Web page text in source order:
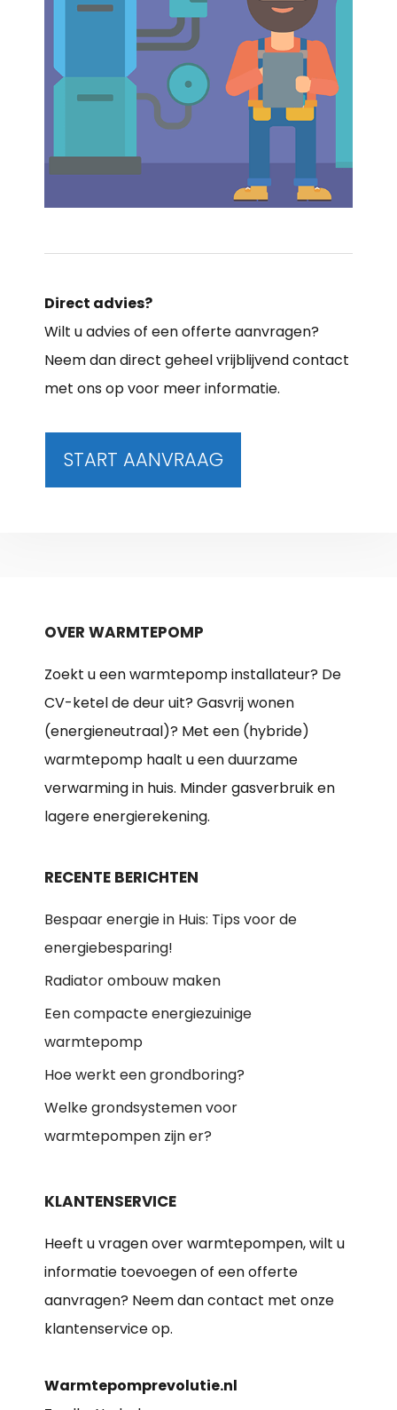
Direct advies?
Wilt u advies of een offerte aanvragen?
Neem dan direct geheel vrijblijvend contact
met ons op voor meer informatie.
START AANVRAAG
OVER WARMTEPOMP
Zoekt u een warmtepomp installateur? De
CV-ketel de deur uit? Gasvrij wonen
(energieneutraal)? Met een (hybride)
warmtepomp haalt u een duurzame
verwarming in huis. Minder gasverbruik en
lagere energierekening.
RECENTE BERICHTEN
Bespaar energie in Huis: Tips voor de
energiebesparing!
Radiator ombouw maken
Een compacte energiezuinige
warmtepomp
Hoe werkt een grondboring?
Welke grondsystemen voor
warmtepompen zijn er?
KLANTENSERVICE
Heeft u vragen over warmtepompen, wilt u
informatie toevoegen of een offerte
aanvragen? Neem dan contact met onze
klantenservice op.
Warmtepomprevolutie.nl